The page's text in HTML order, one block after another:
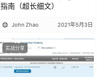
指南（超长细文）
John Zhao 2021年5月3日
实战分享